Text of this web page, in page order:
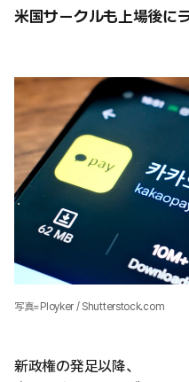
米国サークルも上場後に
写真=Ployker / Shutterstock.com
新政権の発足以降、